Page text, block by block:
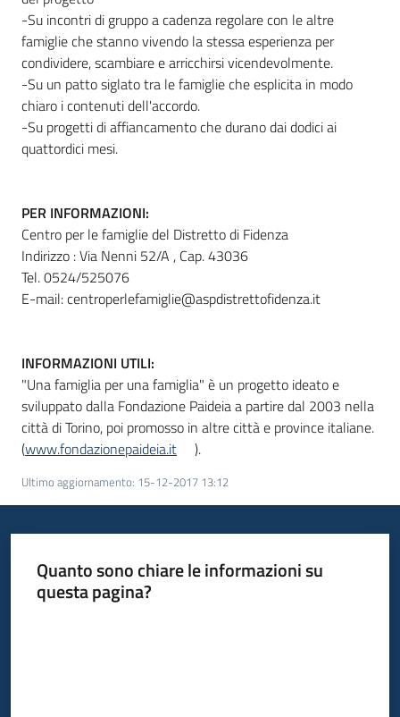
-Su incontri di gruppo a cadenza regolare con le altre
famiglie che stanno vivendo la stessa esperienza per
condividere, scambiare e arricchirsi vicendevolmente.
-Su un patto siglato tra le famiglie che esplicita in modo
chiaro i contenuti dell'accordo.
-Su progetti di affiancamento che durano dai dodici ai
quattordici mesi.
PER INFORMAZIONI:
Centro per le famiglie del Distretto di Fidenza
Indirizzo : Via Nenni 52/A , Cap. 43036
Tel. 0524/525076
E-mail: centroperlefamiglie@aspdistrettofidenza.it
INFORMAZIONI UTILI:
"Una famiglia per una famiglia" è un progetto ideato e
sviluppato dalla Fondazione Paideia a partire dal 2003 nella
città di Torino, poi promosso in altre città e province italiane.
(www.fondazionepaideia.it ).
Ultimo aggiornamento: 15-12-2017 13:12
Quanto sono chiare le informazioni su
questa pagina?